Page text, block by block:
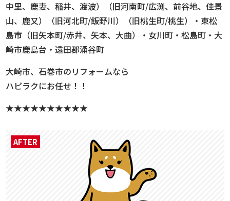
中里、鹿妻、稲井、渡波）（旧河南町/広渕、前谷地、佳景
山、鹿又）（旧河北町/飯野川）（旧桃生町/桃生）・東松
島市（旧矢本町/赤井、矢本、大曲）・女川町・松島町・大
崎市鹿島台・遠田郡涌谷町
大崎市、石巻市のリフォームなら
ハピラクにお任せ！！
★★★★★★★★★★
AFTER